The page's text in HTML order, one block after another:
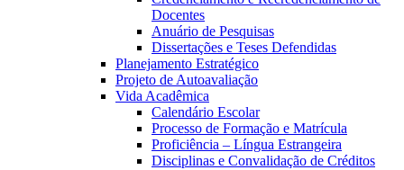
Docentes
Anuário de Pesquisas
Dissertações e Teses Defendidas
Planejamento Estratégico
Projeto de Autoavaliação
Vida Acadêmica
Calendário Escolar
Processo de Formação e Matrícula
Proficiência – Língua Estrangeira
Disciplinas e Convalidação de Créditos